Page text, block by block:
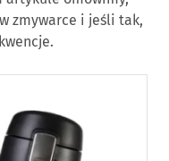
zmywarce i jeśli tak,